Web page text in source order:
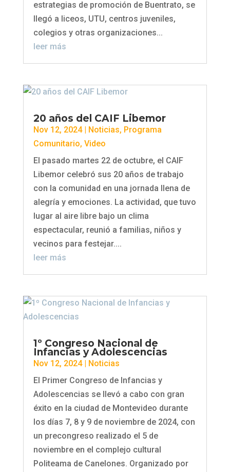
estrategias de promoción de Buentrato, se
llegó a liceos, UTU, centros juveniles,
colegios y otras organizaciones...
leer más
20 años del CAIF Libemor
Nov 12, 2024| Noticias, Programa
Comunitario, Video
El pasado martes 22 de octubre, el CAIF
Libemor celebró sus 20 años de trabajo
con la comunidad en una jornada llena de
alegría y emociones. La actividad, que tuvo
lugar al aire libre bajo un clima
espectacular, reunió a familias, niños y
vecinos para festejar....
leer más
1º Congreso Nacional de
Infancias y Adolescencias
Nov 12, 2024|
Noticias
El Primer Congreso de Infancias y
Adolescencias se llevó a cabo con gran
éxito en la ciudad de Montevideo durante
los días 7, 8 y 9 de noviembre de 2024, con
un precongreso realizado el 5 de
noviembre en el complejo cultural
Politeama de Canelones. Organizado por